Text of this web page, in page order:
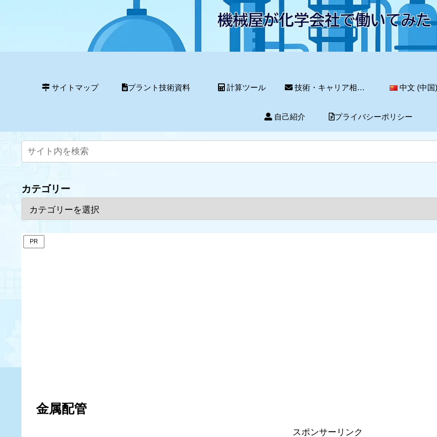
サイトマップ プラント技術資料 計算ツール 技術・キャリア相談サービス 中文 (中国
自己紹介 プライバシーポリシー
カテゴリー
PR
金属配管
スポンサーリンク